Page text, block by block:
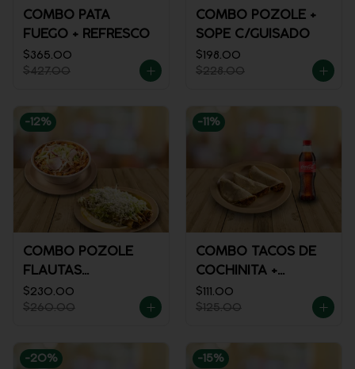
COMBO PATA
FUEGO + REFRESCO
$365.00
$427.00
COMBO POZOLE +
SOPE C/GUISADO
$198.00
$228.00
-12%
COMBO POZOLE
FLAUTAS
AHOGADAS
$230.00
$260.00
-11 %
COMBO TACOS DE
COCHINITA +
REFRESCO
$111.00
$125.00
-20% -15%